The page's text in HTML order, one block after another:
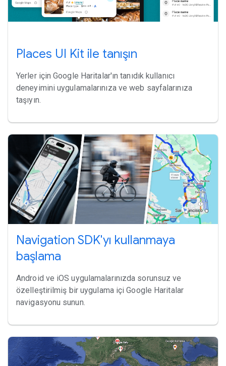
Places UI Kit ile tanışın
Yerler için Google Haritalar'ın tanıdık kullanıcı
deneyimini uygulamalarınıza ve web sayfalarınıza
taşıyın.
Navigation SDK'yı kullanmaya
başlama
Android ve iOS uygulamalarınızda sorunsuz ve
özelleştirilmiş bir uygulama içi Google Haritalar
navigasyonu sunun.